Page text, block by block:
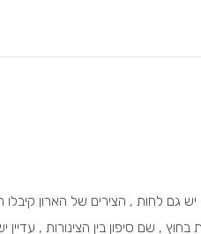
לחות , הצירים של הארון קיבלו
, שם סיפון בין הצינורות ,